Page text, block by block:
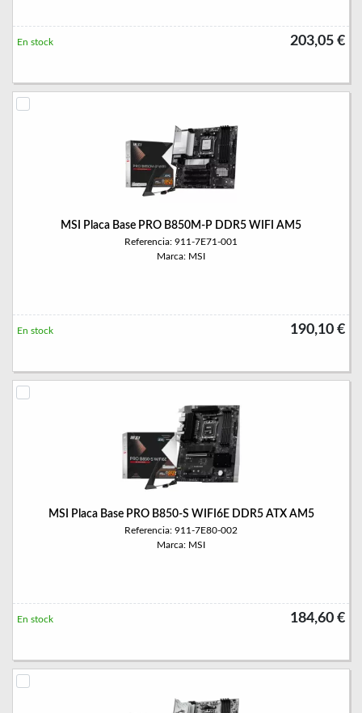
203,05 €
En stock
MSI Placa Base PRO B850M-P DDR5 WIFI AM5
Referencia: 911-7E71-001
Marca: MSI
190,10 €
En stock
MSI Placa Base PRO B850-S WIFI6E DDR5 ATX AM5
Referencia: 911-7E80-002
Marca: MSI
184,60 €
En stock